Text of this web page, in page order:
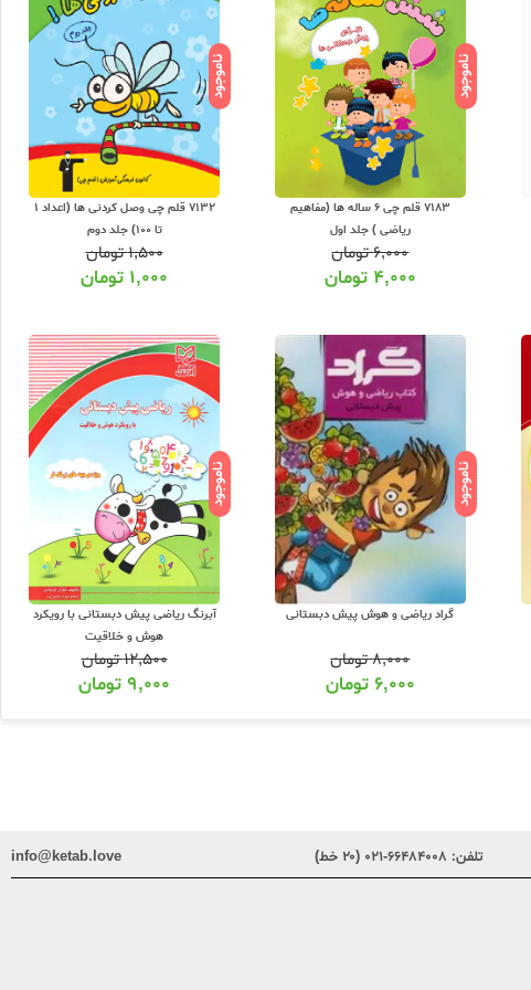
ناموجود
7183 قلم چی 6 ساله ها (مفاهیم
ریاضی ) جلد اول
۶,۰۰۰تومان
۴,۰۰۰ تومان
ناموجود
7132 قلم چی وصل کردنی ها (اعداد 1
تا 100) جلد دوم
۱,۵۰۰تومان
۱,۰۰۰ تومان
ناموجود
گراد ریاضی و هوش پیش دبستانی
۸,۰۰۰تومان
۶,۰۰۰ تومان
ناموجود
آبرنگ ریاضی پیش دبستانی با رویکرد
هوش و خلاقیت
۱۲,۵۰۰تومان
۹,۰۰۰تومان
تلفن: ۶۶۴۸۴۰۰۸-۰۲۱ (۲۰ خط) info@ketab.love